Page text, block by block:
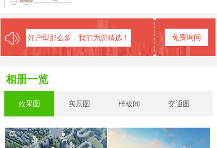
好户型那么多，我们为您精选！ 免费询问
相册一览
效果图 实景图 样板间 交通图